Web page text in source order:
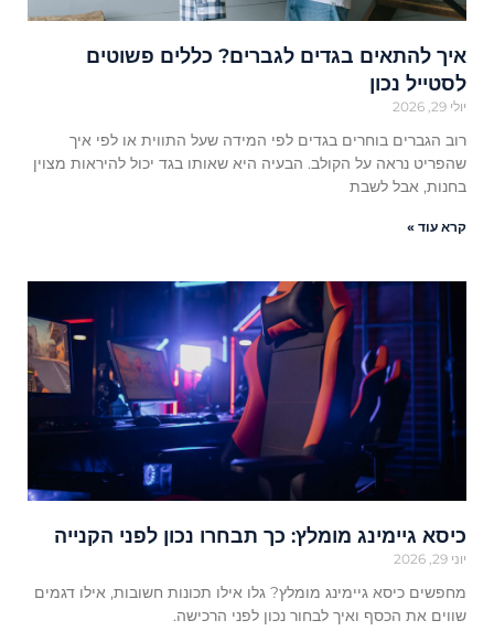
איך להתאים בגדים לגברים? כללים פשוטים
לסטייל נכון
יולי 29, 2026
רוב הגברים בוחרים בגדים לפי המידה שעל התווית או לפי איך
שהפריט נראה על הקולב. הבעיה היא שאותו בגד יכול להיראות מצוין
בחנות, אבל לשבת
קרא עוד »
כיסא גיימינג מומלץ: כך תבחרו נכון לפני הקנייה
יוני 29, 2026
מחפשים כיסא גיימינג מומלץ? גלו אילו תכונות חשובות, אילו דגמים
שווים את הכסף ואיך לבחור נכון לפני הרכישה.